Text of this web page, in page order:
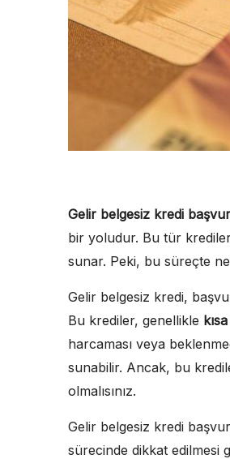
Gelir belgesiz kredi
bir yoludur. Bu tür
sunar. Peki, bu süreçte
Gelir belgesiz kredi,
Bu krediler, genellikle
harcaması veya
sunabilir. Ancak, bu
olmalısınız.
Gelir belgesiz kredi
sürecinde dikkat edilmesi